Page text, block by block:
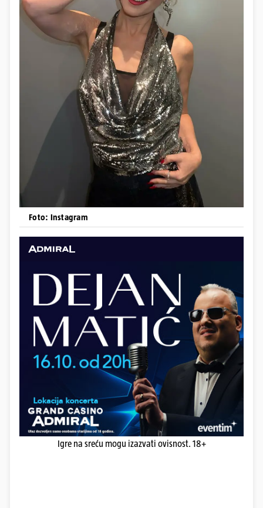
Foto: Instagram
Igre na sreću mogu izazvati ovisnost. 18+